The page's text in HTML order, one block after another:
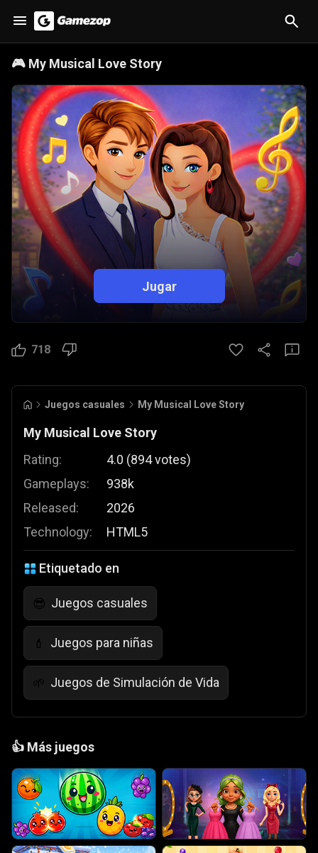
🎮 My Musical Love Story
Jugar
718
Juegos casuales My Musical Love Story
My Musical Love Story
Rating:
Gameplays:
Released:
Technology:
4.0 (894votes)
938k
2026
HTML5
Etiquetado en
😎 Juegos casuales
💄 Juegos para niñas
🌱 Juegos de Simulación de Vida
👍 Más juegos